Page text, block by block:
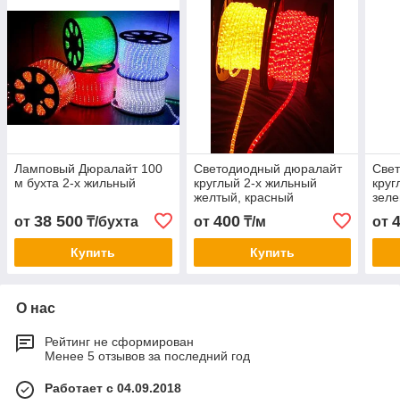
Ламповый Дюралайт 100
м бухта 2-х жильный
от 38 500 ₸/бухта
Купить
Светодиодный дюралайт
круглый 2-х жильный
желтый, красный
от 400₸/м
Купить
от
О нас
Рейтинг не сформирован
Менее 5 отзывов за последний год
Работает с 04.09.2018